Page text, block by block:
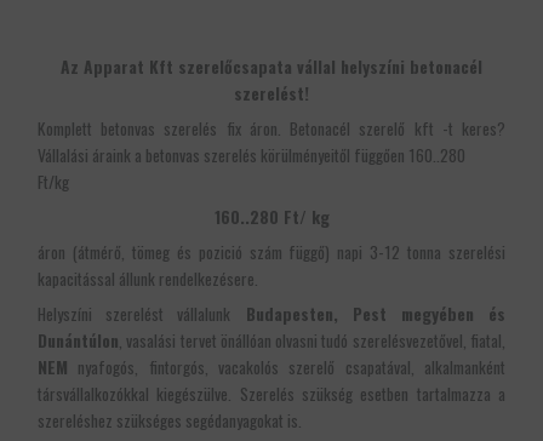
Az Apparat Kft szerelőcsapata vállal helyszíni betonacél
szerelést!
Komplett betonvas szerelés fix áron. Betonacél szerelő kft -t keres?
Vállalási áraink a betonvas szerelés körülményeitől függően 160..280
Ft/kg
160..280 Ft/ kg
áron (átmérő, tömeg és pozició szám függő) napi 3-12 tonna szerelési
kapacitással állunk rendelkezésere.
Helyszíni szerelést vállalunk Budapesten, Pest megyében és
Dunántúlon , vasalási tervet önállóan olvasni tudó szerelésvezetővel, fiatal,
NEM nyafogós, fintorgós, vacakolós szerelő csapatával, alkalmanként
társvállalkozókkal kiegészülve. Szerelés szükség esetben tartalmazza a
szereléshez szükséges segédanyagokat is.